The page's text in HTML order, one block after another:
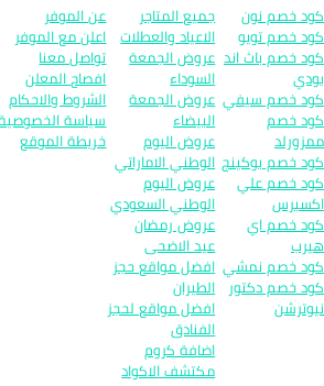
خصم نون
خصم تويو
خصم باث اند
خصم سيفي
خصم
خصم بوكينج
خصم علي
خصم اي
خصم نمشي
خصم دكتور
جميع المتاجر
الاعياد والعطلات
عروض الجمعة
السوداء
عروض الجمعة
البيضاء
عروض اليوم
الوطني الاماراتي
عروض اليوم
الوطني السعودي
عروض رمضان
عيد الاضحى
افضل مواقع حجز
الطيران
افضل مواقع لحجز
الفنادق
اضافة كروم
مكتشف الاكواد
عن الموفر
اعلن مع الموفر
تواصل معنا
افصاح المعلن
الشروط والاحكام
سياسة الخصوصية
خريطة الموقع